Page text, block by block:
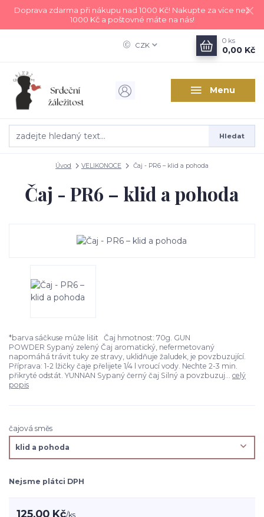
Doprava zdarma při nákupu nad 1000 Kč! Nakupte za více než
1000 Kč a poštovné máte na nás!
Menu
CZK
Hledat
0 ks
0,00 Kč
Úvod VELIKONOCE Čaj - PR6 – klid a pohoda
Čaj - PR6 – klid a pohoda
*barva sáčkuse může lišit Čaj hmotnost: 70g. GUN
POWDER Sypaný zelený Čaj aromatický, nefermetovaný
napomáhá trávit tuky ze stravy, uklidňuje žaludek, je povzbuzující.
Příprava: 1-2 lžičky čaje přelijete 1/4 l vroucí vody. Nechte 2-3 min.
přikryté odstát. YUNNAN Sypaný černý čaj Silný a povzbuzuj... celý
popis
čajová směs
Nejsme plátci DPH
125,00 Kč/ks